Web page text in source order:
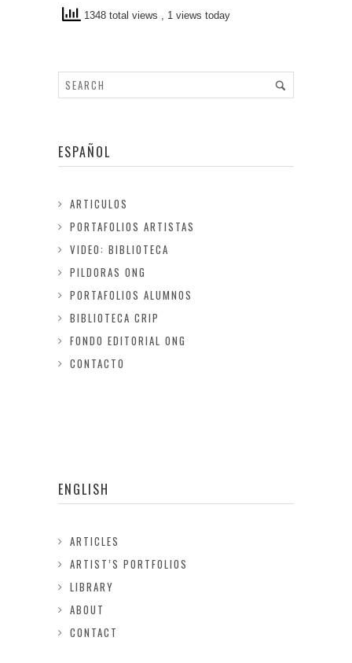
1348 total views , 1 views today
ESPAÑOL
ARTICULOS
PORTAFOLIOS ARTISTAS
VIDEO: BIBLIOTECA
PILDORAS ONG
PORTAFOLIOS ALUMNOS
BIBLIOTECA CRIP
FONDO EDITORIAL ONG
CONTACTO
ENGLISH
ARTICLES
ARTIST’S PORTFOLIOS
LIBRARY
ABOUT
CONTACT